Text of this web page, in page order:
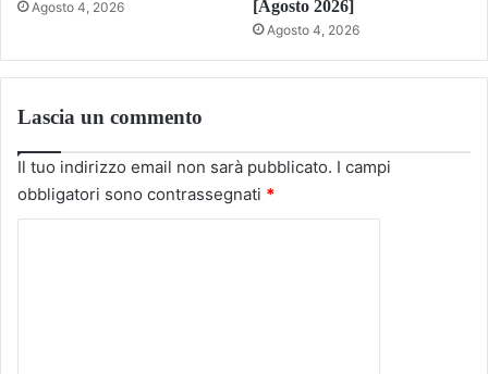
Agosto 4, 2026
[Agosto 2026]
Agosto 4, 2026
Lascia un commento
Il tuo indirizzo email non sarà pubblicato. I campi
obbligatori sono contrassegnati *